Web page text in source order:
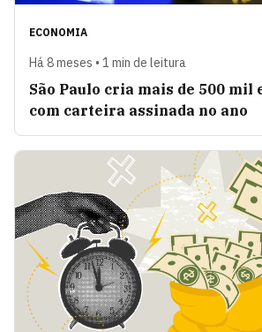
ECONOMIA
Há 8 meses • 1 min de leitura
São Paulo cria mais de 500 mil
com carteira assinada no ano